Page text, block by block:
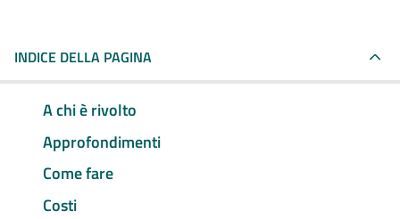
INDICE DELLA PAGINA
A chi è rivolto
Approfondimenti
Come fare
Costi